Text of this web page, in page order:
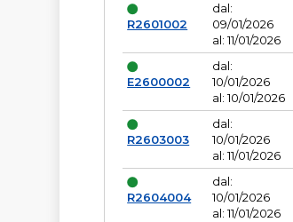
R2601002
dal:
09/01/2026
al: 11/01/2026
E2600002
dal:
10/01/2026
al: 10/01/2026
R2603003
dal:
10/01/2026
al: 11/01/2026
R2604004
dal:
10/01/2026
al: 11/01/2026